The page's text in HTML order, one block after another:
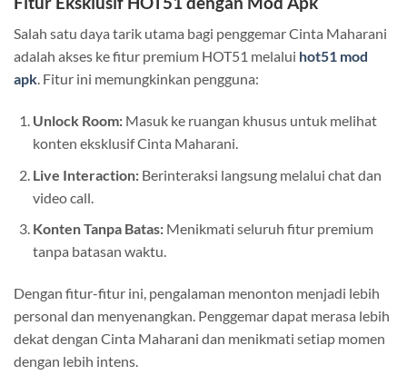
Salah satu daya tarik utama bagi penggemar Cinta Maharani
adalah akses ke fitur premium HOT51 melalui hot51 mod
apk. Fitur ini memungkinkan pengguna:
Unlock Room:Masuk ke ruangan khusus untuk melihat
konten eksklusif Cinta Maharani.
Live Interaction:Berinteraksi langsung melalui chat dan
video call.
Konten Tanpa Batas:Menikmati seluruh fitur premium
tanpa batasan waktu.
Dengan fitur-fitur ini, pengalaman menonton menjadi lebih
personal dan menyenangkan. Penggemar dapat merasa lebih
dekat dengan Cinta Maharani dan menikmati setiap momen
dengan lebih intens.